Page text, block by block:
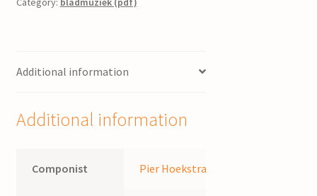
Pier
een
Additional information
Additional information
Componist Pier Hoekstra